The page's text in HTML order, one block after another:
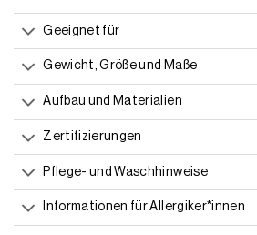
Geeignet für
Gewicht, Größe und Maße
Aufbau und Materialien
Zertifizierungen
Pflege- und Waschhinweise
Informationen für Allergiker*innen